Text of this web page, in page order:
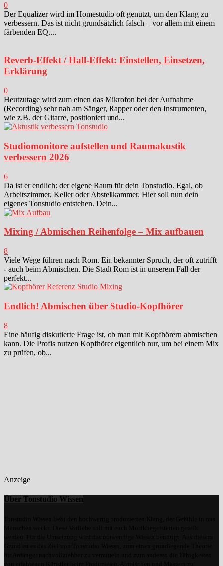
0
Der Equalizer wird im Homestudio oft genutzt, um den Klang zu
verbessern. Das ist nicht grundsätzlich falsch – vor allem mit einem
färbenden EQ....
Reverb-Effekt / Hall-Effekt: Einstellen, Einsetzen,
Erklärung
0
Heutzutage wird zum einen das Mikrofon bei der Aufnahme
(Recording) sehr nah am Sänger, Rapper oder den Instrumenten,
wie z.B. der Gitarre, positioniert und...
Studiomonitore aufstellen und Raumakustik
verbessern 2026
6
Da ist er endlich: der eigene Raum für dein Tonstudio. Egal, ob
Arbeitszimmer, Keller oder Abstellkammer. Hier soll nun dein
eigenes Tonstudio entstehen. Dein...
Mixing / Abmischen Reihenfolge – Mix aufbauen
8
Viele Wege führen nach Rom. Ein bekannter Spruch, der oft zutrifft
- auch beim Abmischen. Die Stadt Rom ist in unserem Fall der
perfekt...
Endlich! Abmischen über Studio-Kopfhörer
8
Eine häufig diskutierte Frage ist, ob man mit Kopfhörern abmischen
kann. Die Profis nutzen Kopfhörer eigentlich nur, um bei einem Mix
zu prüfen, ob...
Anzeige
Über Tonstudio Wissen